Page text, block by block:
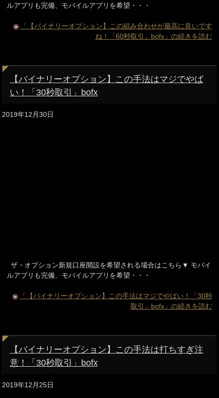
ルアプリも完備、モバイルアプリを希望・・・
「【バイナリーオプション】この組み合わせが最高に良いです
ね！「60秒取引」bofx」の続きを読む
【バイナリーオプション】この手法はマジでやば
い！「30秒取引」bofx
2019年12月30日
ザ・オプション新規口座開設を希望される場合はこちら▼ モバイ
ルアプリも完備、モバイルアプリを希望・・・
「【バイナリーオプション】この手法はマジでやばい！「30秒
取引」bofx」の続きを読む
【バイナリーオプション】この手法は打ちすぎ注
意！「30秒取引」bofx
2019年12月25日